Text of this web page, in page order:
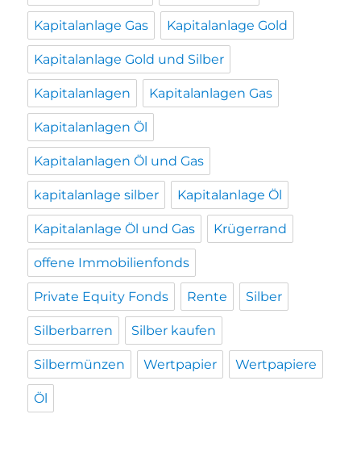
Kapitalanlage Gas Kapitalanlage Gold
Kapitalanlage Gold und Silber
Kapitalanlagen Kapitalanlagen Gas
Kapitalanlagen Öl
Kapitalanlagen Öl und Gas
kapitalanlage silber Kapitalanlage Öl
Kapitalanlage Öl und Gas Krügerrand
offene Immobilienfonds
Private Equity Fonds Rente Silber
Silberbarren Silber kaufen
Silbermünzen Wertpapier Wertpapiere
Öl